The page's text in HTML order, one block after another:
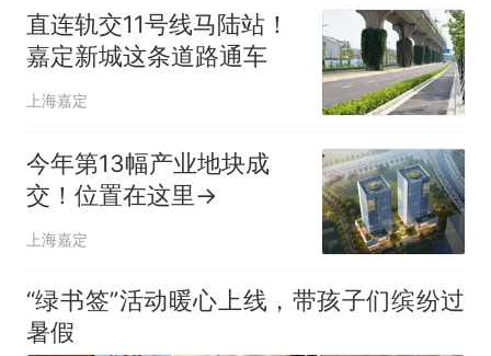
直连轨交11号线马陆站！
嘉定新城这条道路通车
上海嘉定
今年第13幅产业地块成
交！位置在这里→
上海嘉定
“绿书签”活动暖心上线，带孩子们缤纷过
暑假